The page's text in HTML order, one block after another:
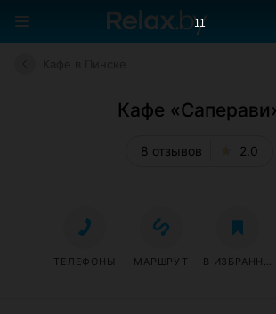
Кафе
8 отзывов 2.0
ТЕЛЕФОНЫ МАРШРУТ В ИЗБРАННОЕ
10